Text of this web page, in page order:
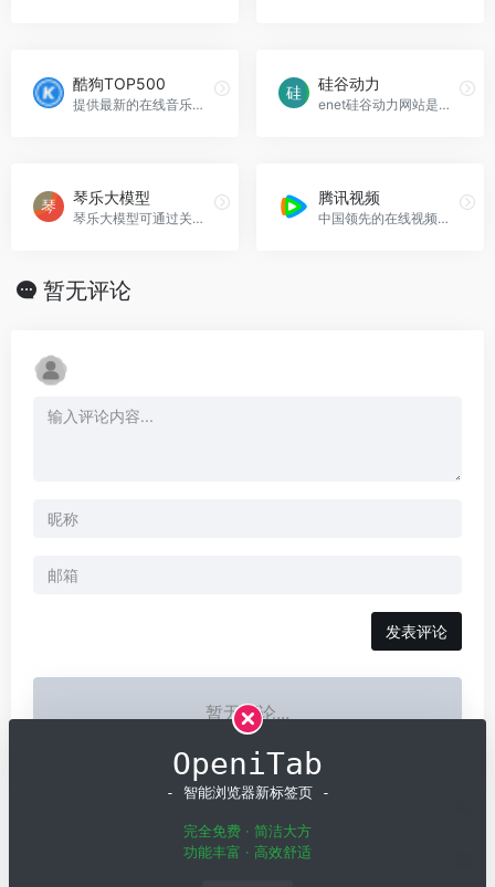
酷狗TOP500
提供最新的在线音乐服务、免费音乐下载，酷狗TOP500官网入口网址
硅谷动力
enet硅谷动力网站是中国权威的it产品信息与商业流通门户，涵盖电脑,笔记本,手机,通信产品,数码产品,家电产品等全线it领域，拥有it资讯,科技新闻,it产品库,it商城,硬件,手机...，硅谷动力官网入口网址
琴乐大模型
琴乐大模型可通过关键词或音频生成音乐，具备强大的作曲和编曲能力。
腾讯视频
中国领先的在线视频媒体平台,海量高清视频在线观看
暂无评论
发表评论
暂无评论...
OpeniTab
- 智能浏览器新标签页 -
完全免费 · 简洁大方
功能丰富 · 高效舒适